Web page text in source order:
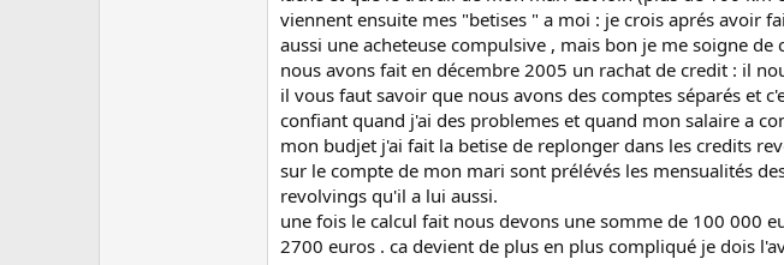
viennent ensuite mes "betises " a moi : je crois aprés avoir
aussi une acheteuse compulsive , mais bon je me soigne de
nous avons fait en décembre 2005 un rachat de credit : il
il vous faut savoir que nous avons des comptes séparés et
confiant quand j'ai des problemes et quand mon salaire a
mon budjet j'ai fait la betise de replonger dans les credits
sur le compte de mon mari sont prélévés les mensualités
revolvings qu'il a lui aussi.
une fois le calcul fait nous devons une somme de 100 000
2700 euros . ca devient de plus en plus compliqué je dois